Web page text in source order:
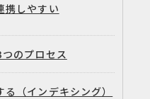
携しやすい
のプロセス
（インデキシング）